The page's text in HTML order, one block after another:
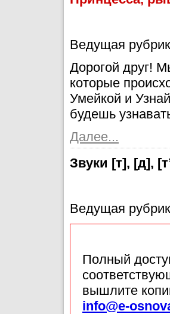
Ведущая
Дорогой друг!
которые
Умейкой и
будешь
Далее...
Звуки [т], [д],
Ведущая
Полный
вышлите
info@e-